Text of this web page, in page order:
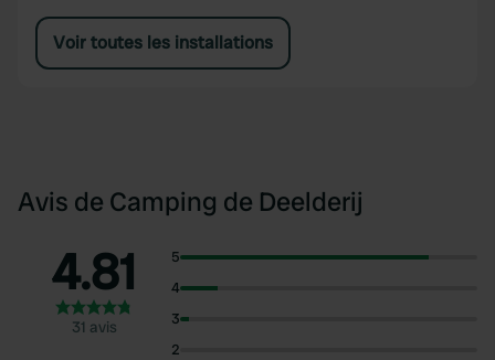
Voir toutes les installations
Avis de Camping de Deelderij
4.81
31 avis
5
4
3
2